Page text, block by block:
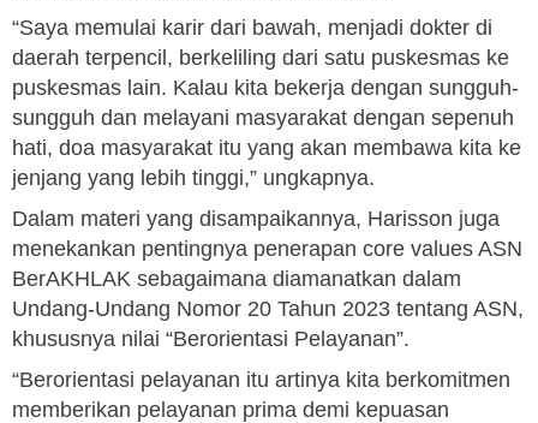
“Saya memulai karir dari bawah, menjadi dokter di
daerah terpencil, berkeliling dari satu puskesmas ke
puskesmas lain. Kalau kita bekerja dengan sungguh-
sungguh dan melayani masyarakat dengan sepenuh
hati, doa masyarakat itu yang akan membawa kita ke
jenjang yang lebih tinggi,” ungkapnya.
Dalam materi yang disampaikannya, Harisson juga
menekankan pentingnya penerapan core values ASN
BerAKHLAK sebagaimana diamanatkan dalam
Undang-Undang Nomor 20 Tahun 2023 tentang ASN,
khususnya nilai “Berorientasi Pelayanan”.
“Berorientasi pelayanan itu artinya kita berkomitmen
memberikan pelayanan prima demi kepuasan